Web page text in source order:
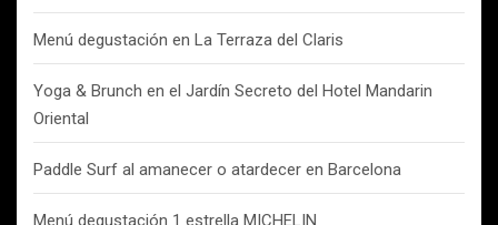
Menú degustación en La Terraza del Claris
Yoga & Brunch en el Jardín Secreto del Hotel Mandarin
Oriental
Paddle Surf al amanecer o atardecer en Barcelona
Menú degustación 1 estrella MICHELIN